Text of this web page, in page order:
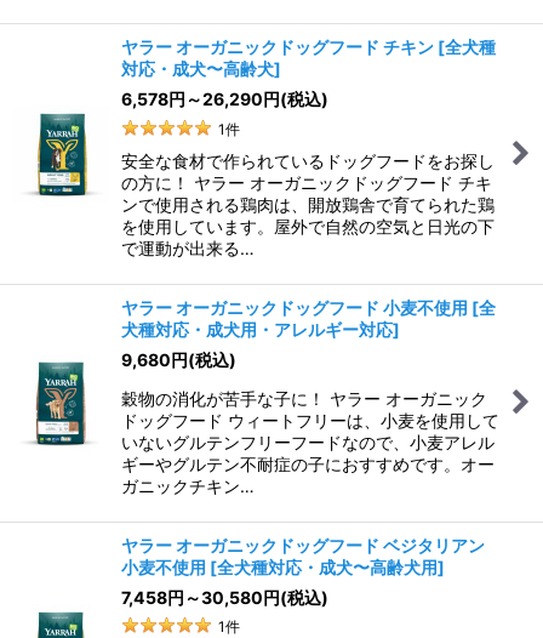
ヤラー オーガニックドッグフード チキン [全犬種
対応・成犬〜高齢犬]
6,578円 ～26,290円(税込)
1件
安全な食材で作られているドッグフードをお探し
の方に！ ヤラー オーガニックドッグフード チキ
ンで使用される鶏肉は、開放鶏舎で育てられた鶏
を使用しています。屋外で自然の空気と日光の下
で運動が出来る…
ヤラー オーガニックドッグフード 小麦不使用 [全
犬種対応・成犬用・アレルギー対応]
9,680円(税込)
穀物の消化が苦手な子に！ ヤラー オーガニック
ドッグフード ウィートフリーは、小麦を使用して
いないグルテンフリーフードなので、小麦アレル
ギーやグルテン不耐症の子におすすめです。オー
ガニックチキン…
ヤラー オーガニックドッグフード ベジタリアン
小麦不使用 [全犬種対応・成犬〜高齢犬用]
7,458円 ～30,580円(税込)
1件